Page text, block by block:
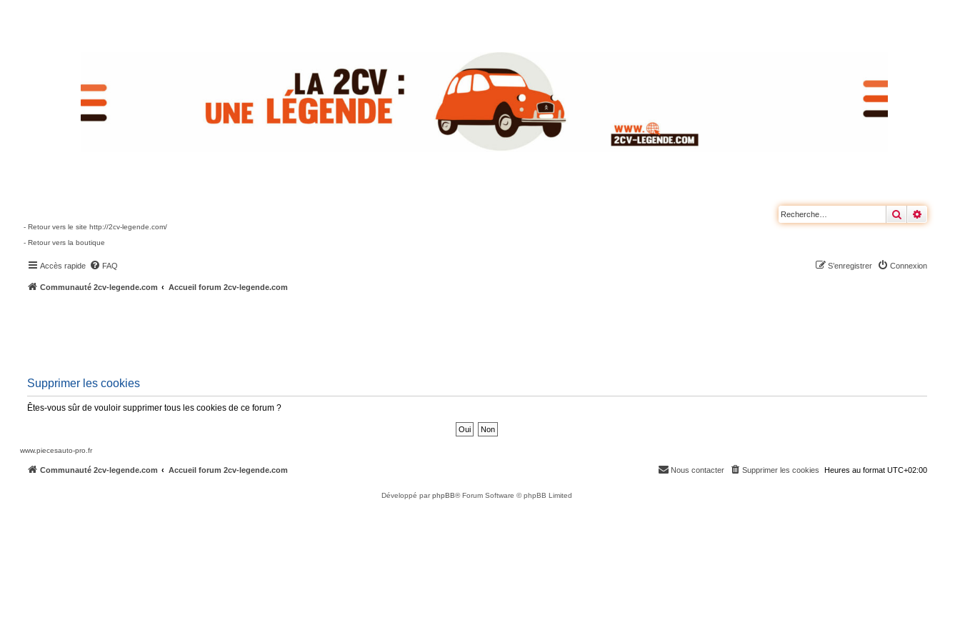
Rechercher
- Retour vers le site http://2cv-legende.com/
- Retour vers la boutique
Accès rapide FAQ Connexion
S’enregistrer
Communauté 2cv-legende.com Accueil forum 2cv-legende.com
Supprimer les cookies
Êtes-vous sûr de vouloir supprimer tous les cookies de ce forum ?
www.piecesauto-pro.fr
Communauté 2cv-legende.com Accueil forum 2cv-legende.com Heures au formatUTC+02:00
Supprimer les cookies
Nous contacter
Développé parphpBB® Forum Software © phpBB Limited